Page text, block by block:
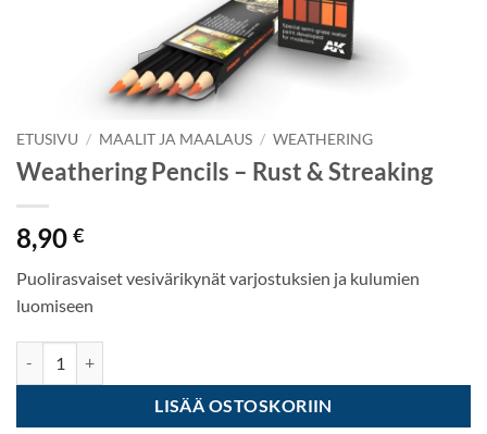
ETUSIVU / MAALIT JA MAALAUS / WEATHERING
Weathering Pencils – Rust & Streaking
8,90 €
Puolirasvaiset vesivärikynät varjostuksien ja kulumien
luomiseen
LISÄÄ OSTOSKORIIN